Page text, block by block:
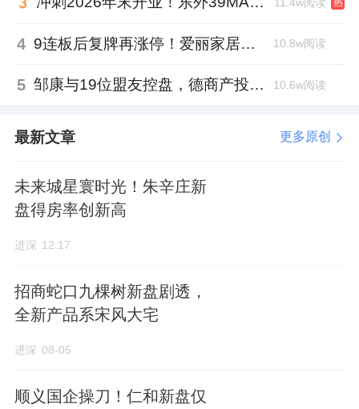
热
4 9连板后复牌再涨停！爱丽家居市盈率318倍，跨界收购案尚未落地 10.8w阅读
5 邹康与19位盟友控盘，德商产投服务散户绝迹 10.6w阅读
最新文章 更多原创
未来城星寰时光！朱辛庄新
盘得房率创新高
进深 12:17
招商蛇口九棵树新盘剧透，
全新产品系宋风大宅
进深 08-05
顺义国企操刀！仁和新盘仅